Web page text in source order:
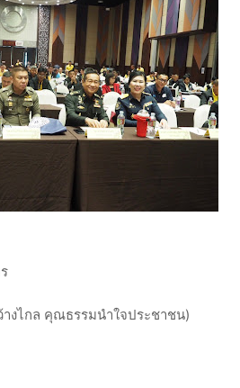
งไกล คุณธรรมนำใจประชาชน)